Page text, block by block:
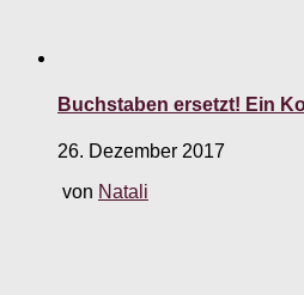
Buchstaben ersetzt! Ein
26. Dezember 2017
von Natali